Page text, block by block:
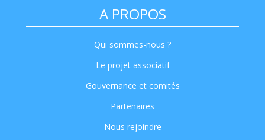
A PROPOS
Qui sommes-nous ?
Le projet associatif
Gouvernance et comités
Partenaires
Nous rejoindre